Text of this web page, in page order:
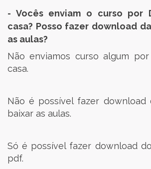
- Vocês enviam o curso por
casa? Posso fazer download
as aulas?
Não enviamos curso algum
casa.
Não é possível fazer download
baixar as aulas.
Só é possível fazer download
pdf.